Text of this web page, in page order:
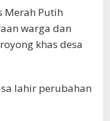
Merah Putih
warga dan
khas desa
lahir perubahan